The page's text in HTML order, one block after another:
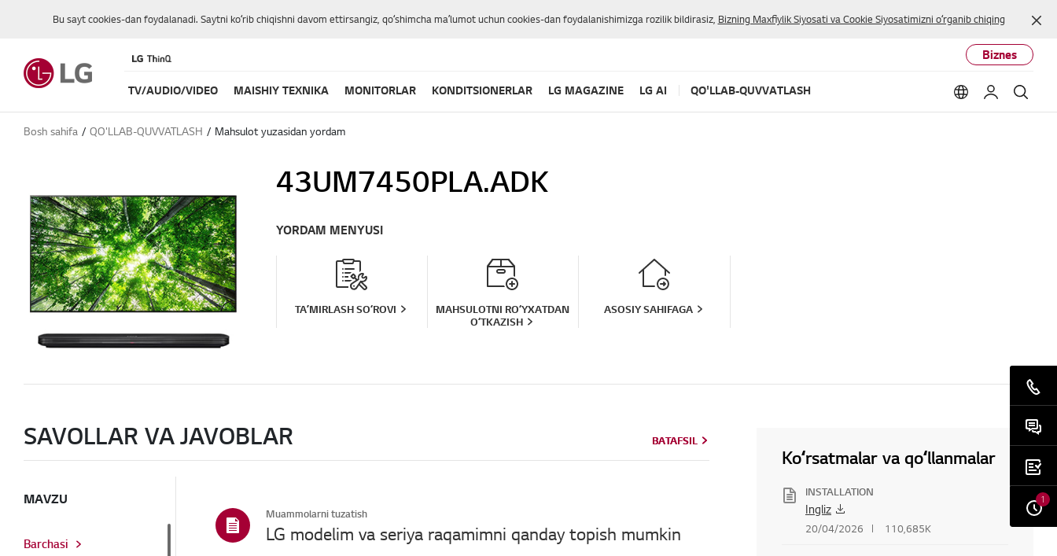
Bu sayt cookies-dan foydalanadi. Saytni koʻrib chiqishni davom ettirsangiz, qoʻshimcha maʼlumot uchun cookies-dan foydalanishimizga rozilik bildirasiz, Bizning Maxfiylik Siyosati va Cookie Siyosatimizni oʻrganib chiqing
Biznes
TV/AUDIO/VIDEO MAISHIY TEXNIKA MONITORLAR KONDITSIONERLAR LG MAGAZINE LG AI QO'LLAB-QUVVATLASH LanguageMening LG
Bosh sahifa QO'LLAB-QUVVATLASH Mahsulot yuzasidan yordam
43UM7450PLA.ADK
YORDAM MENYUSI
TAʼMIRLASH SOʻROVI
MAHSULOTNI ROʻYXATDAN
OʻTKAZISH
ASOSIY SAHIFAGA
SAVOLLAR VA JAVOBLAR BATAFSIL
MAVZU
Barchasi
Muammolarni tuzatish
LG modelim va seriya raqamimni qanday topish mumkin
BATAFSIL
Koʻrsatmalar va qoʻllanmalar
INSTALLATION
Ingliz
20/04/2026 110,685K
1